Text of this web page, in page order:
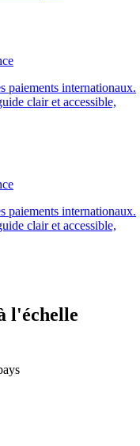
paiements internationaux.
clair et accessible,
paiements internationaux.
clair et accessible,
l'échelle